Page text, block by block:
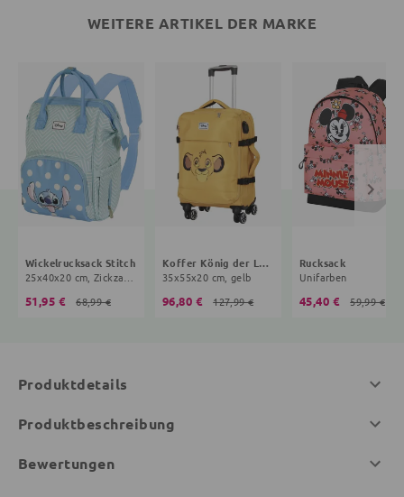
WEITERE ARTIKEL DER MARKE
Wickelrucksack Stitch
51,95 € 68,99 €
Koffer König der Löwen
35x55x20 cm, gelb
96,80 € 127,99 €
Rucksack
Unifarben
45,40 € 59,99 €
Produktdetails
Produktbeschreibung
Bewertungen